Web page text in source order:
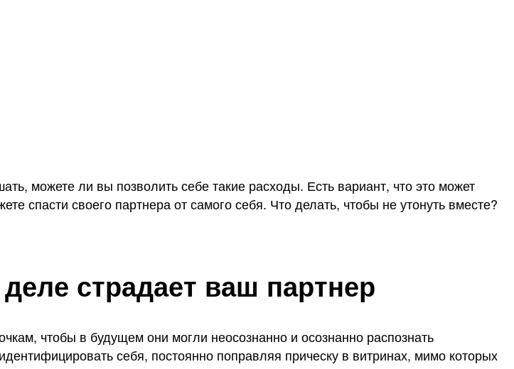
можете ли вы позволить себе такие расходы. Есть вариант, что это может
спасти своего партнера от самого себя. Что делать, чтобы не утонуть вместе?
страдает ваш партнер
чтобы в будущем они могли неосознанно и осознанно распознать
себя, постоянно поправляя прическу в витринах, мимо которых